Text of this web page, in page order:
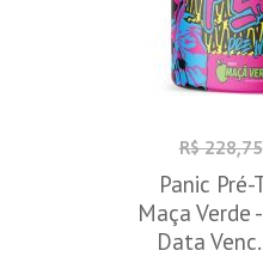
R$ 228,75
Panic Pré-
Maça Verde
Data